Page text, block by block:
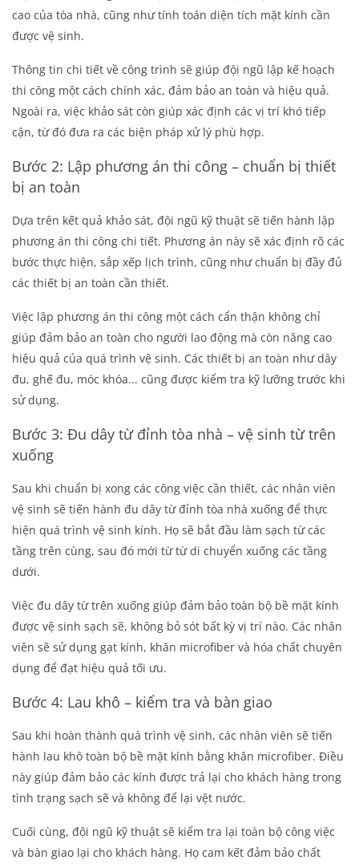
cao của tòa nhà, cũng như tính toán diện tích mặt kính cần
được vệ sinh.
Thông tin chi tiết về công trình sẽ giúp đội ngũ lập kế hoạch
thi công một cách chính xác, đảm bảo an toàn và hiệu quả.
Ngoài ra, việc khảo sát còn giúp xác định các vị trí khó tiếp
cận, từ đó đưa ra các biện pháp xử lý phù hợp.
Bước 2: Lập phương án thi công – chuẩn bị thiết
bị an toàn
Dựa trên kết quả khảo sát, đội ngũ kỹ thuật sẽ tiến hành lập
phương án thi công chi tiết. Phương án này sẽ xác định rõ các
bước thực hiện, sắp xếp lịch trình, cũng như chuẩn bị đầy đủ
các thiết bị an toàn cần thiết.
Việc lập phương án thi công một cách cẩn thận không chỉ
giúp đảm bảo an toàn cho người lao động mà còn nâng cao
hiệu quả của quá trình vệ sinh. Các thiết bị an toàn như dây
đu, ghế đu, móc khóa... cũng được kiểm tra kỹ lưỡng trước khi
sử dụng.
Bước 3: Đu dây từ đỉnh tòa nhà – vệ sinh từ trên
xuống
Sau khi chuẩn bị xong các công việc cần thiết, các nhân viên
vệ sinh sẽ tiến hành đu dây từ đỉnh tòa nhà xuống để thực
hiện quá trình vệ sinh kính. Họ sẽ bắt đầu làm sạch từ các
tầng trên cùng, sau đó mới từ từ di chuyển xuống các tầng
dưới.
Việc đu dây từ trên xuống giúp đảm bảo toàn bộ bề mặt kính
được vệ sinh sạch sẽ, không bỏ sót bất kỳ vị trí nào. Các nhân
viên sẽ sử dụng gạt kính, khăn microfiber và hóa chất chuyên
dụng để đạt hiệu quả tối ưu.
Bước 4: Lau khô – kiểm tra và bàn giao
Sau khi hoàn thành quá trình vệ sinh, các nhân viên sẽ tiến
hành lau khô toàn bộ bề mặt kính bằng khăn microfiber. Điều
này giúp đảm bảo các kính được trả lại cho khách hàng trong
tình trạng sạch sẽ và không để lại vệt nước.
Cuối cùng, đội ngũ kỹ thuật sẽ kiểm tra lại toàn bộ công việc
và bàn giao lại cho khách hàng. Họ cam kết đảm bảo chất